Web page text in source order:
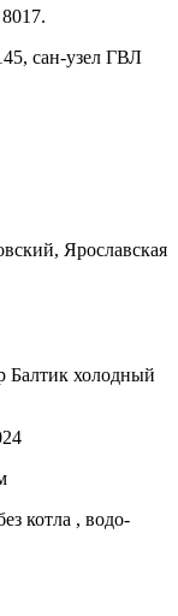
сан-узел ГВЛ
Ярославская
Балтик холодный
котла , водо-